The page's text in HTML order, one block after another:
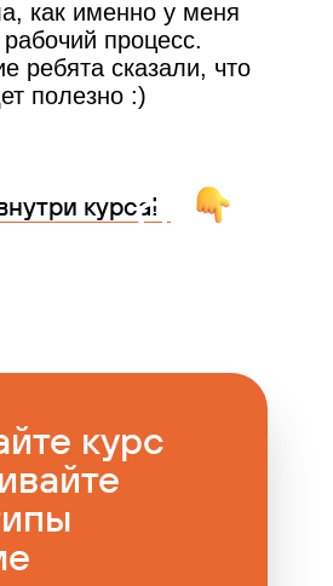
как именно у меня
процесс.
ребята сказали, что
полезно :)
курса!
курс